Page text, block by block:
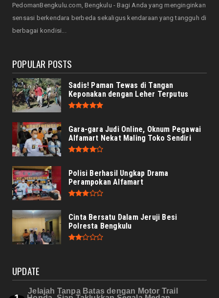
Honda CUV e: Motor Listrik Canggih, Penuh
PedomanBengkulu.com, Bengkulu - Bagi Anda yang menginginkan
sensasi berkendara berbeda sekaligus kendaraan yang tangguh di
berbagai kondisi...
POPULAR POSTS
Sadis! Paman Tewas di Tangan
Keponakan dengan Leher Terputus
Gara-gara Judi Online, Oknum Pegawai
Alfamart Nekat Maling Toko Sendiri
Polisi Berhasil Ungkap Drama
Perampokan Alfamart
Cinta Bersatu Dalam Jeruji Besi
Polresta Bengkulu
UPDATE
Jelajah Tanpa Batas dengan Motor Trail